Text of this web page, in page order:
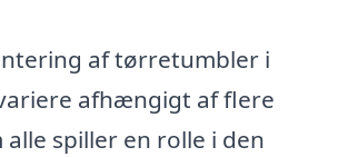
af tørretumbler i
afhængigt af flere
spiller en rolle i den